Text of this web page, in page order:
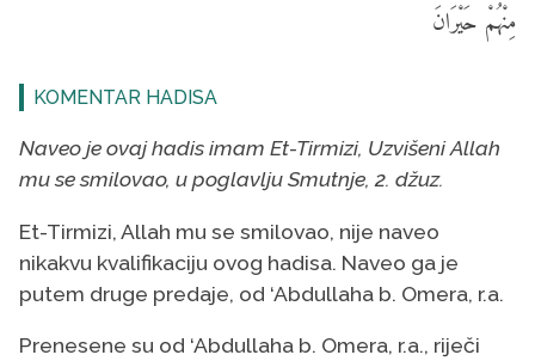
مِنْهُمْ حَيْرَانَ
KOMENTAR HADISA
Naveo je ovaj hadis imam Et-Tirmizi, Uzvišeni Allah
mu se smilovao, u poglavlju Smutnje, 2. džuz.
Et-Tirmizi, Allah mu se smilovao, nije naveo
nikakvu kvalifikaciju ovog hadisa. Naveo ga je
putem druge predaje, od ‘Abdullaha b. Omera, r.a.
Prenesene su od ‘Abdullaha b. Omera, r.a., riječi